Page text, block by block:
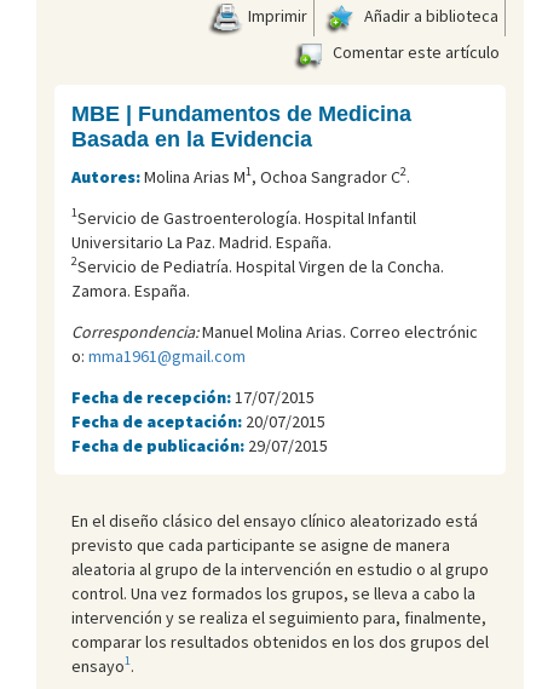
Imprimir
Añadir a biblioteca
Comentar este artículo
MBE | Fundamentos de Medicina
Basada en la Evidencia
Autores:Molina Arias M1, Ochoa Sangrador C2.
1Servicio de Gastroenterología. Hospital Infantil
Universitario La Paz. Madrid. España.
2Servicio de Pediatría. Hospital Virgen de la Concha.
Zamora. España.
Correspondencia:Manuel Molina Arias. Correo electrónic
o: mma1961@gmail.com
Fecha de recepción: 17/07/2015
Fecha de aceptación: 20/07/2015
Fecha de publicación: 29/07/2015
En el diseño clásico del ensayo clínico aleatorizado está
previsto que cada participante se asigne de manera
aleatoria al grupo de la intervención en estudio o al grupo
control. Una vez formados los grupos, se lleva a cabo la
intervención y se realiza el seguimiento para, finalmente,
comparar los resultados obtenidos en los dos grupos del
ensayo1.